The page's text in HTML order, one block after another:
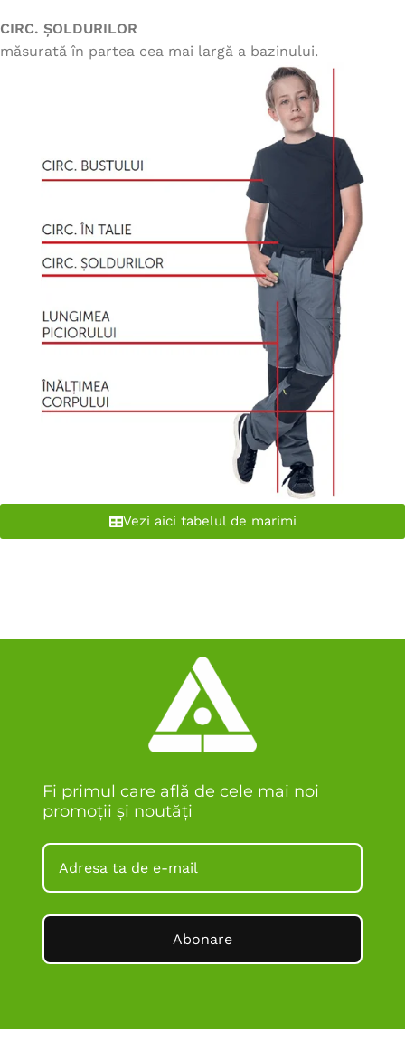
CIRC. ȘOLDURILOR
măsurată în partea cea mai largă a bazinului.
Vezi aici tabelul de marimi
Fi primul care află de cele mai noi
promoții și noutăți
Abonare